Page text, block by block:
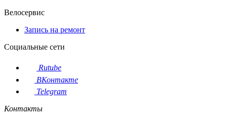
Велосервис
Запись на ремонт
Социальные сети
Rutube
ВКонтакте
Telegram
Контакты